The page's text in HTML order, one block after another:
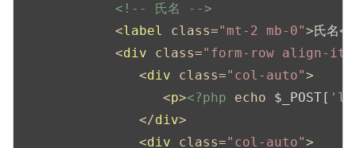
<!-- 氏名 -->
<label class="mt-2 mb-0">氏名</
<div class="form-row align-
<div class="col-auto">
<p><?php echo $_POST[
</div>
<div class="col-auto">